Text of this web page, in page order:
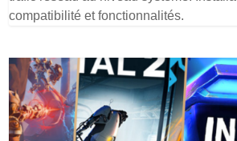
compatibilité et fonctionnalités.